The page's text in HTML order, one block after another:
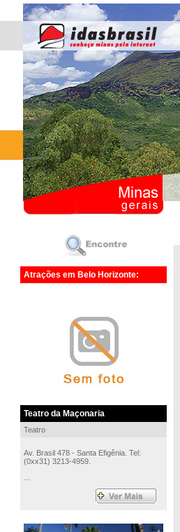
Atrações em Belo Horizonte:
Teatro da Maçonaria
Teatro
Av. Brasil 478 - Santa Efigênia. Tel:
(0xx31) 3213-4959.